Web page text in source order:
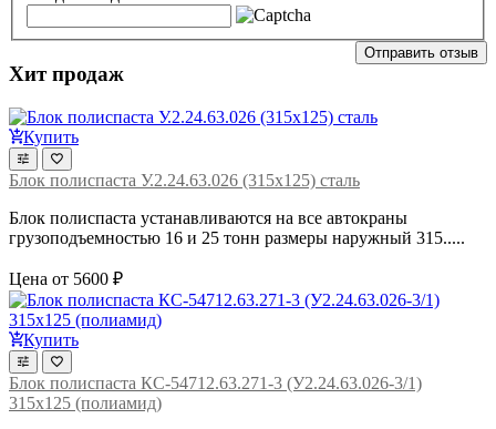
Отправить отзыв
Хит продаж
Купить
Блок полиспаста У.2.24.63.026 (315х125) сталь
Блок полиспаста устанавливаются на все автокраны
грузоподъемностью 16 и 25 тонн размеры наружный 315.....
Цена от 5600 ₽
Купить
Блок полиспаста КС-54712.63.271-3 (У2.24.63.026-3/1)
315х125 (полиамид)